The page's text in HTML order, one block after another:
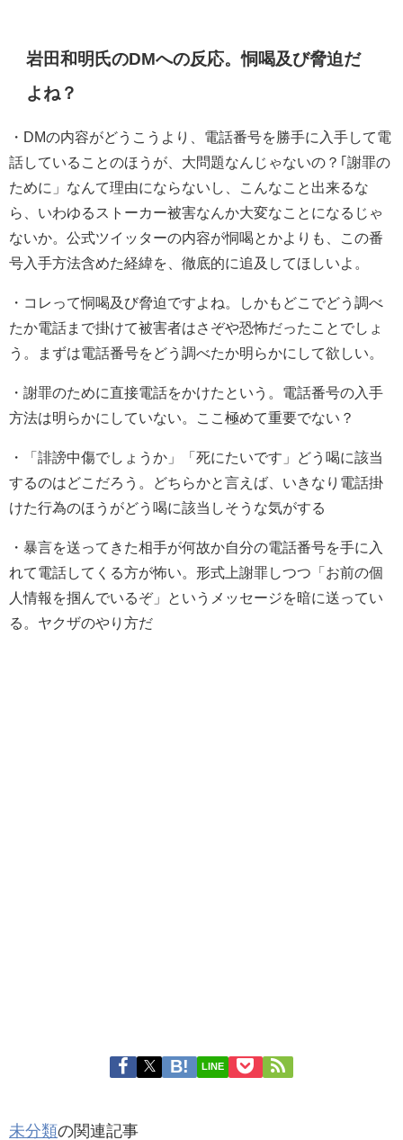
岩田和明氏のDMへの反応。恫喝及び脅迫だ
よね？
・ DMの内容がどうこうより、電話番号を勝手に入手して電
話していることのほうが、大問題なんじゃないの？
｢謝罪の
ために」なんて理由にならないし、こんなこと出来るな
ら、いわゆるストーカー被害なんか大変なことになるじゃ
ないか。 公式ツイッターの内容が恫喝とかよりも、この番
号入手方法含めた経緯を、徹底的に追及してほしいよ。
・ コレって恫喝及び脅迫ですよね。しかもどこでどう調べ
たか電話まで掛けて被害者はさぞや恐怖だったことでしょ
う。まずは電話番号をどう調べたか明らかにして欲しい。
・ 謝罪のために直接電話をかけたという。電話番号の入手
方法は明らかにしていない。
ここ極めて重要でない？
・ 「誹謗中傷でしょうか」「死にたいです」
どう喝に該当
するのはどこだろう。
どちらかと言えば、いきなり電話掛
けた行為のほうがどう喝に該当しそうな気がする
・ 暴言を送ってきた相手が何故か自分の電話番号を手に入
れて電話してくる方が怖い。 形式上謝罪しつつ「お前の個
人情報を掴んでいるぞ」というメッセージを暗に送ってい
る。 ヤクザのやり方だ
LINE
未分類の関連記事